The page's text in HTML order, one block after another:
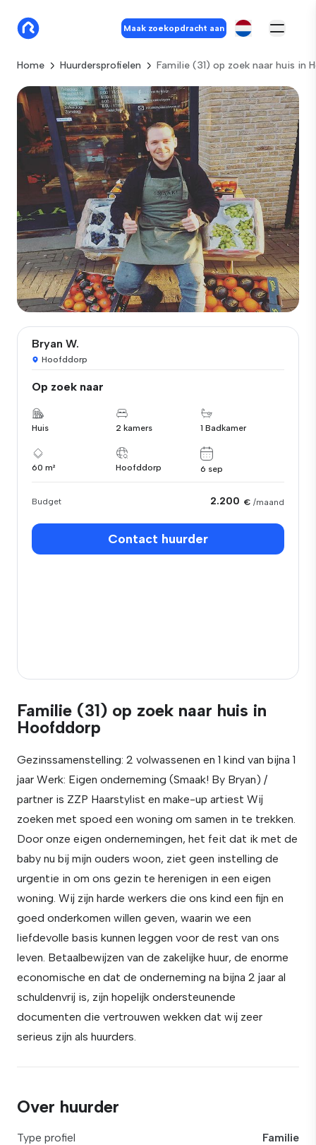
Maak zoekopdracht aan
Home Huurdersprofielen Familie (31) op zoek naar huis in
Bryan W.
Hoofddorp
Op zoek naar
Huis 2 kamers 1 Badkamer
60 m² Hoofddorp 6 sep
Budget 2.200 € /maand
Contact huurder
Familie (31) op zoek naar huis in
Hoofddorp
Gezinssamenstelling: 2 volwassenen en 1 kind van bijna 1
jaar Werk: Eigen onderneming (Smaak! By Bryan) /
partner is ZZP Haarstylist en make-up artiest Wij
zoeken met spoed een woning om samen in te trekken.
Door onze eigen ondernemingen, het feit dat ik met de
baby nu bij mijn ouders woon, ziet geen instelling de
urgentie in om ons gezin te herenigen in een eigen
woning. Wij zijn harde werkers die ons kind een fijn en
goed onderkomen willen geven, waarin we een
liefdevolle basis kunnen leggen voor de rest van ons
leven. Betaalbewijzen van de zakelijke huur, de enorme
economische en dat de onderneming na bijna 2 jaar al
schuldenvrij is, zijn hopelijk ondersteunende
documenten die vertrouwen wekken dat wij zeer
serieus zijn als huurders.
Over huurder
Type profiel
Familie